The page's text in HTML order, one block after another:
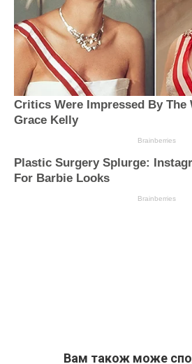
Вам також може